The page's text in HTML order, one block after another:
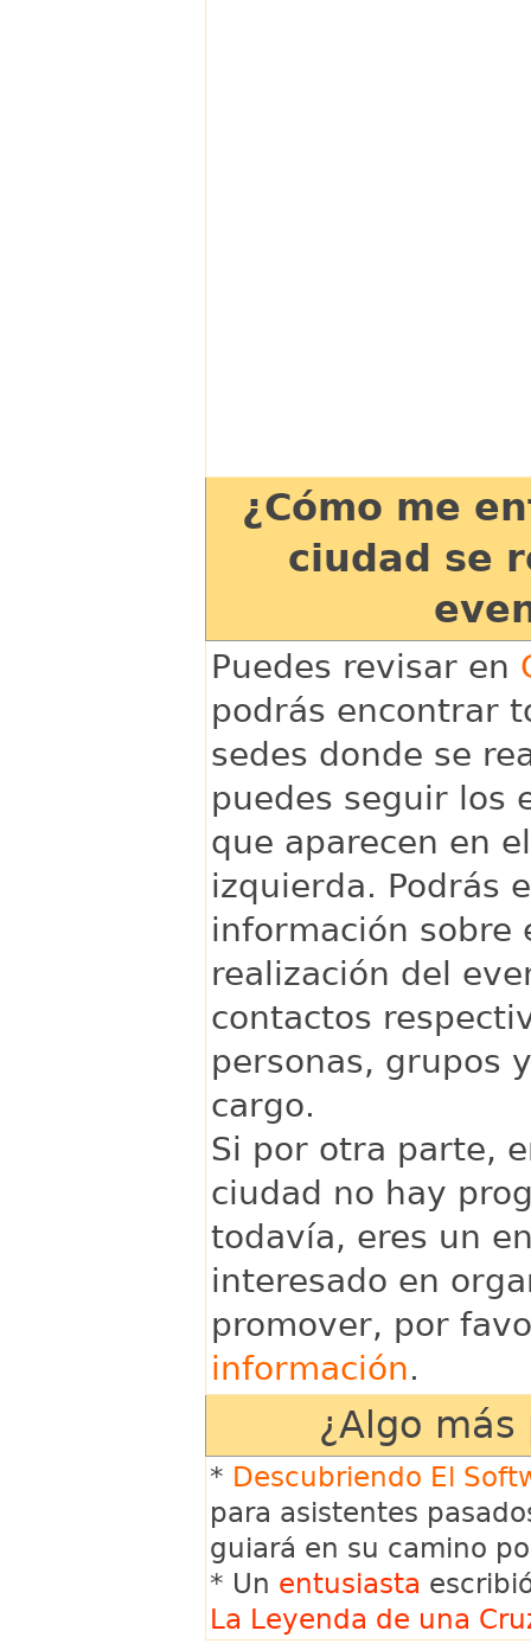
¿Cómo me
ciudad se
Puedes revisar en
podrás encontrar
sedes donde se
puedes seguir los
que aparecen en
izquierda. Podrás
información sobre
realización del
contactos
personas, grupos
cargo.
Si por otra parte,
ciudad no hay
todavía, eres un
interesado en
promover, por
información.
¿Algo
* Descubriendo El
para asistentes
guiará en su camino
* Un entusiasta
La Leyenda de una